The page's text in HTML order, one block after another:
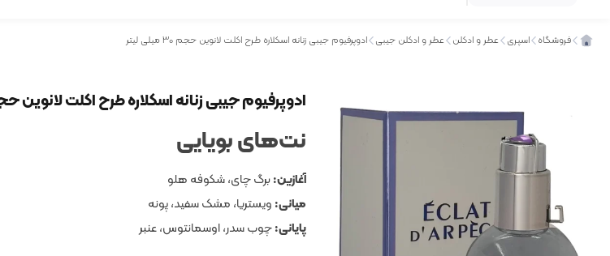
بهداشتی و مراقبتی
اسپری
فروشگاه اسپری عطر و ادکلن عطر و ادکلن جیبی ادوپرفیوم جیبی زنانه اسکلاره طرح اکلت لانوین حجم 30 میلی لیتر
ادوپرفیوم جیبی زنانه اسکلاره طرح اکلت لانوین حجم 30 میلی
نت‌های بویایی
آغازین:برگ چای، شکوفه هلو
میانی: ویستریا، مشک سفید، پونه
پایانی:چوب سدر، اوسمانتوس، عنبر